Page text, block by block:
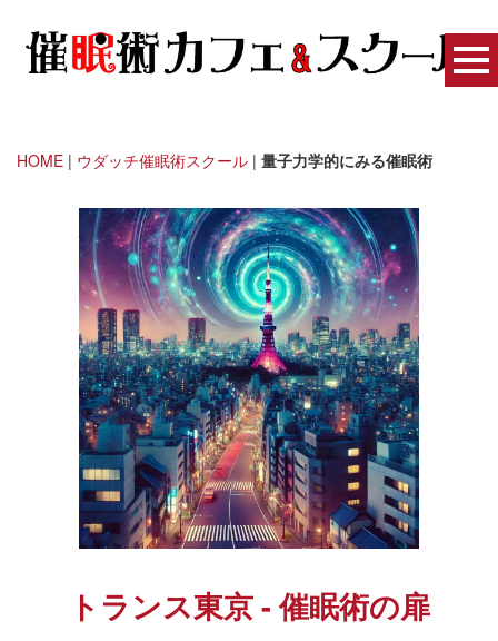
HOME | ウダッチ催眠術スクール | 量子力学的にみる催眠術
トランス東京 - 催眠術の扉